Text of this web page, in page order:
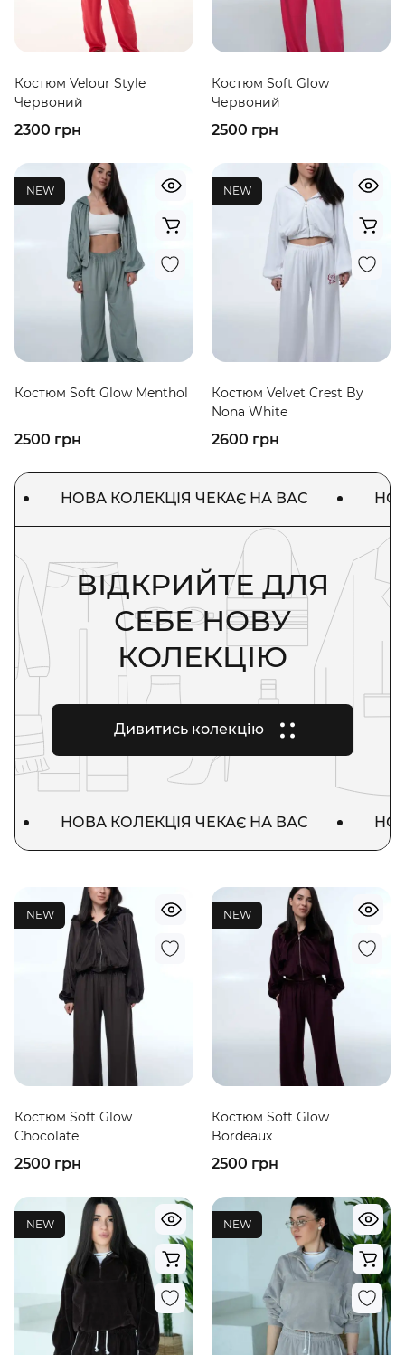
Костюм Velour Style
Червоний
2300 грн
Костюм Soft Glow
Червоний
2500 грн
NEW
Костюм Soft Glow Menthol
2500 грн
NEW
Костюм Velvet Crest By
Nona White
2600 грн
НОВА КОЛЕКЦІЯ ЧЕКАЄ НА ВАС НОВА
ВІДКРИЙТЕ ДЛЯ
СЕБЕ НОВУ
КОЛЕКЦІЮ
Дивитись колекцію
НОВА КОЛЕКЦІЯ ЧЕКАЄ НА ВАС НОВА
NEW
Костюм Soft Glow
Chocolate
2500 грн
NEW
Костюм Soft Glow
Bordeaux
2500 грн
NEW NEW